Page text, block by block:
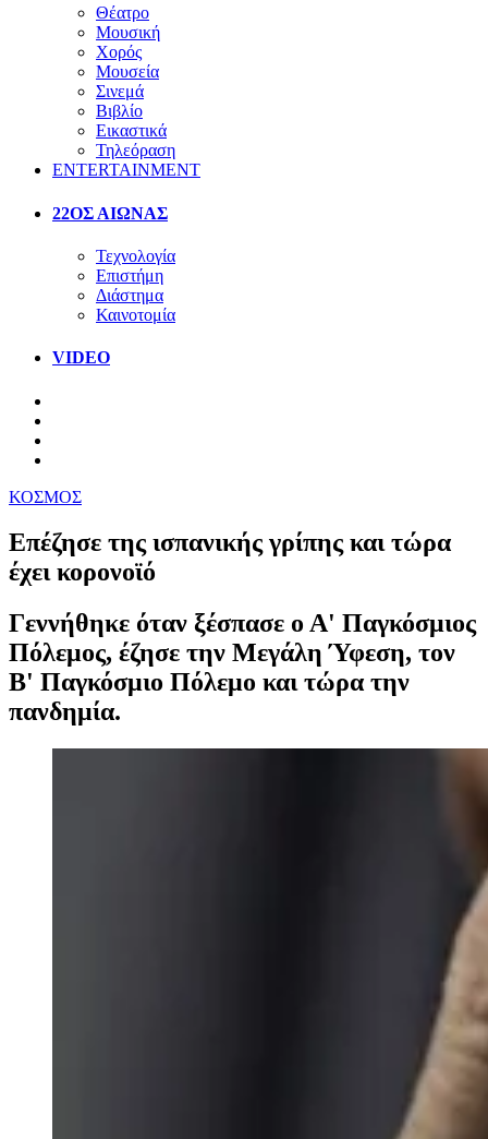
Θέατρο
Μουσική
Χορός
Μουσεία
Σινεμά
Βιβλίο
Εικαστικά
Τηλεόραση
ENTERTAINMENT
22ΟΣ ΑΙΩΝΑΣ
Τεχνολογία
Επιστήμη
Διάστημα
Καινοτομία
VIDEO
ΚΟΣΜΟΣ
Επέζησε της ισπανικής γρίπης και τώρα
έχει κορονοϊό
Γεννήθηκε όταν ξέσπασε ο Α' Παγκόσμιος
Πόλεμος, έζησε την Μεγάλη Ύφεση, τον
Β' Παγκόσμιο Πόλεμο και τώρα την
πανδημία.